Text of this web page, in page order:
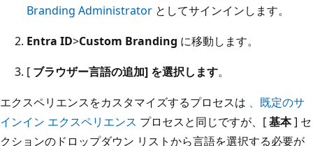
Branding Administrator としてサインインします。
Entra ID>Custom Branding に移動します。
[ ブラウザー言語の追加] を選択します。
エクスペリエンスをカスタマイズするプロセスは 、既定のサ
インイン エクスペリエンス プロセスと同じですが、[基本] セ
クションのドロップダウン リストから言語を選択する必要が